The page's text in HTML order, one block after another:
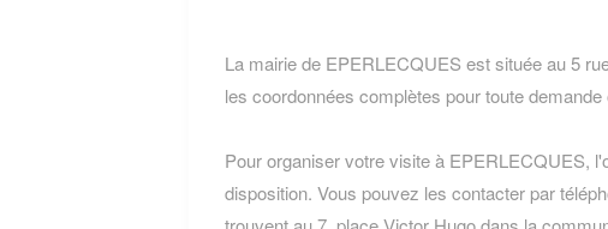
La mairie de EPERLECQUES est située au 5
les coordonnées complètes pour toute demande
Pour organiser votre visite à EPERLECQUES,
disposition. Vous pouvez les contacter par